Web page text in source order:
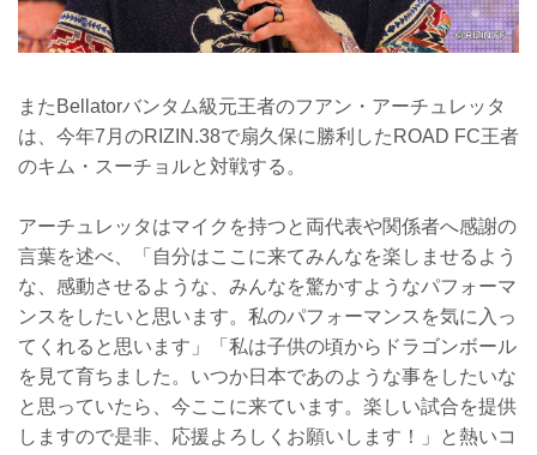
またBellatorバンタム級元王者のフアン・アーチュレッタ
は、今年7月のRIZIN.38で扇久保に勝利したROAD FC王者
のキム・スーチョルと対戦する。
アーチュレッタはマイクを持つと両代表や関係者へ感謝の
言葉を述べ、「自分はここに来てみんなを楽しませるよう
な、感動させるような、みんなを驚かすようなパフォーマ
ンスをしたいと思います。私のパフォーマンスを気に入っ
てくれると思います」「私は子供の頃からドラゴンボール
を見て育ちました。いつか日本であのような事をしたいな
と思っていたら、今ここに来ています。楽しい試合を提供
しますので是非、応援よろしくお願いします！」と熱いコ